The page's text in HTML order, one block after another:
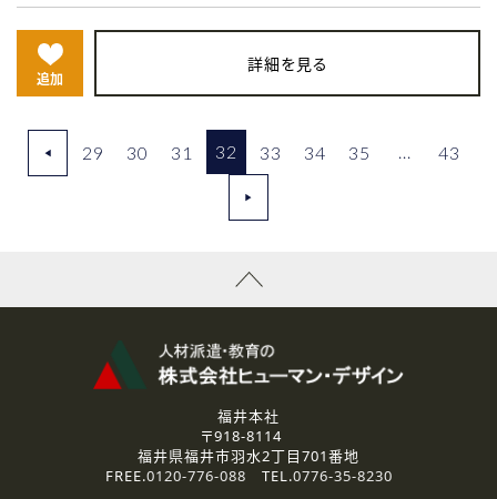
追加
詳細を見る
◀ 29 30 31 32 33 34 35 ... 43
▶
福井本社
〒918-8114
福井県福井市羽水2丁目701番地
FREE.0120-776-088 TEL.0776-35-8230